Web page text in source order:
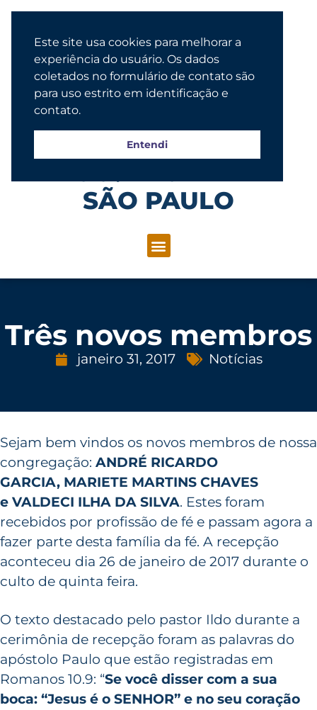
SÃO PAULO
Três novos membros
janeiro 31, 2017 Notícias
Sejam bem vindos os novos membros de nossa
congregação: ANDRÉ RICARDO
GARCIA, MARIETE MARTINS CHAVES
e VALDECI ILHA DA SILVA. Estes foram
recebidos por profissão de fé e passam agora a
fazer parte desta família da fé. A recepção
aconteceu dia 26 de janeiro de 2017 durante o
culto de quinta feira.
O texto destacado pelo pastor Ildo durante a
cerimônia de recepção foram as palavras do
apóstolo Paulo que estão registradas em
Romanos 10.9: “Se você disser com a sua
boca: “Jesus é o SENHOR” e no seu coração
Este site usa cookies para melhorar a
experiência do usuário. Os dados
coletados no formulário de contato são
para uso estrito em identificação e
contato.
Entendi